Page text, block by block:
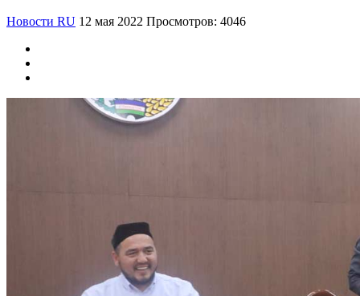
Новости RU 12 мая 2022 Просмотров: 4046